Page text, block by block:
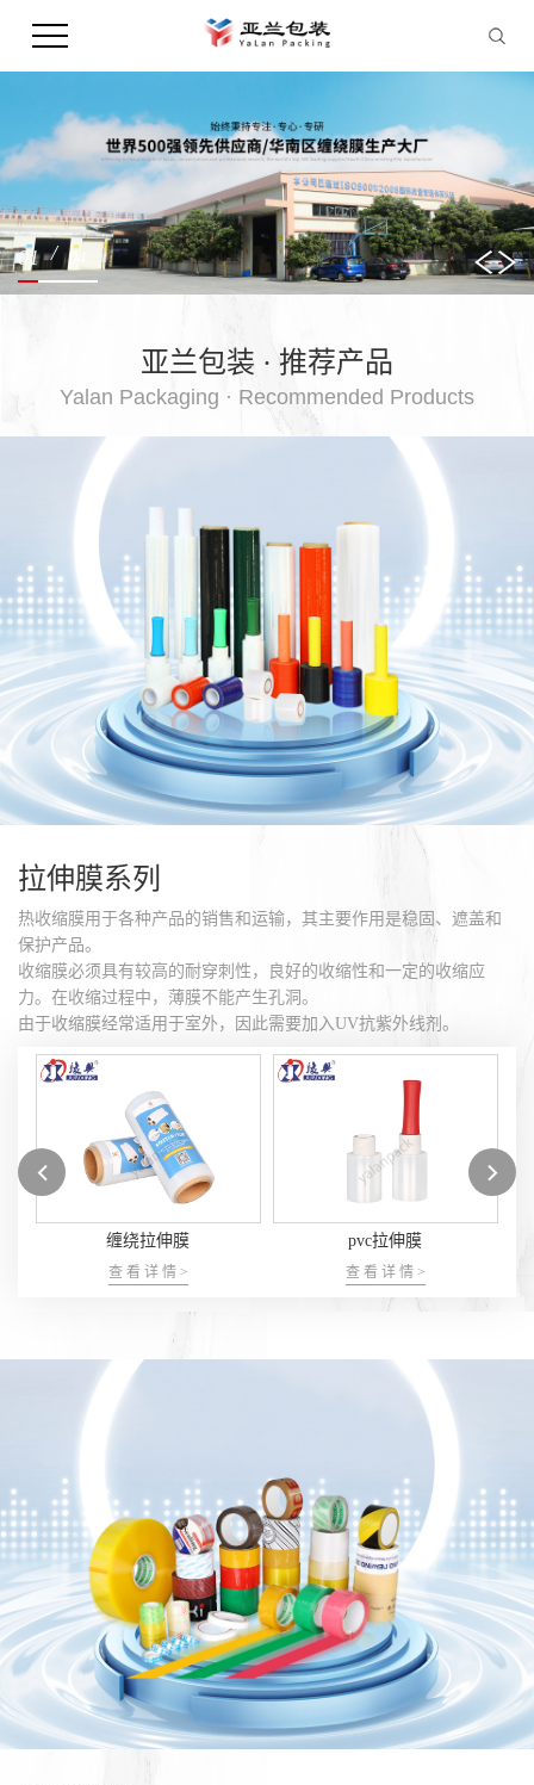
2 /
亚兰包装 · 推荐产品
Yalan Packaging · Recommended Products
拉伸膜系列
热收缩膜用于各种产品的销售和运输，其主要作用是稳固、遮盖和
保护产品。
收缩膜必须具有较高的耐穿刺性，良好的收缩性和一定的收缩应
力。在收缩过程中，薄膜不能产生孔洞。
由于收缩膜经常适用于室外，因此需要加入UV抗紫外线剂。
pvc拉伸膜
查 看 详 情 >
拉伸膜
查 看 详 情 >